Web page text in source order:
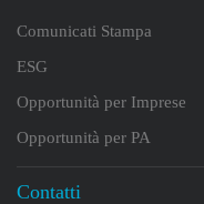
Comunicati Stampa
ESG
Opportunità per Imprese
Opportunità per PA
Contatti